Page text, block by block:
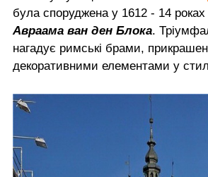
була споруджена у 1612 - 14 роках
Авраама ван ден Блока.
нагадує римські брами,
декоративними елементами у